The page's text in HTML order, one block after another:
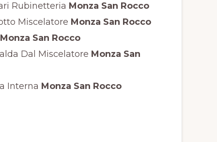
Rubinetteria Monza San Rocco
Miscelatore Monza San Rocco
Monza San Rocco
Dal Miscelatore Monza San
Interna Monza San Rocco